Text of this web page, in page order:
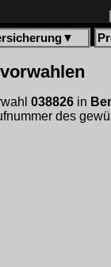
▼
038826 in
des